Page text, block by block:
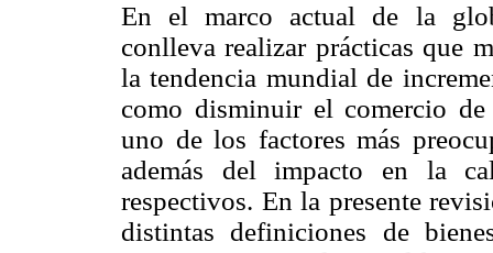
En el marco actual de la
conlleva realizar prácticas que
la tendencia mundial de
como disminuir el comercio
uno de los factores más
además del impacto en la
respectivos. En la presente
distintas definiciones de